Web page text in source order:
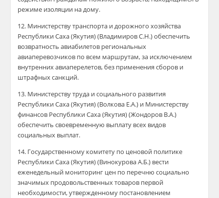
режиме изоляции на дому.
12. Министерству транспорта и дорожного хозяйства
Республики Саха (Якутия) (Владимиров С.Н.) обеспечить
возвратность авиабилетов региональных
авиаперевозчиков по всем маршрутам, за исключением
внутренних авиаперелетов, без применения сборов и
штрафных санкций.
13. Министерству труда и социального развития
Республики Саха (Якутия) (Волкова Е.А.) и Министерству
финансов Республики Саха (Якутия) (Жондоров В.А.)
обеспечить своевременную выплату всех видов
социальных выплат.
14. Государственному комитету по ценовой политике
Республики Саха (Якутия) (Винокурова А.Б.) вести
еженедельный мониторинг цен по перечню социально
значимых продовольственных товаров первой
необходимости, утвержденному постановлением